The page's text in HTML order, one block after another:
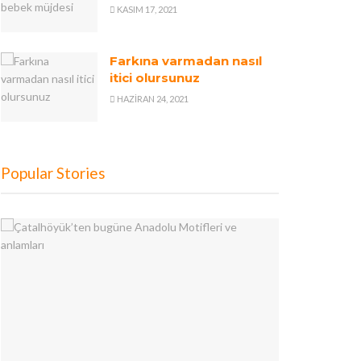
KASIM 17, 2021
Farkına varmadan nasıl
itici olursunuz
HAZIRAN 24, 2021
Popular Stories